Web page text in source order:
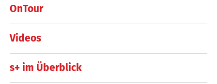
OnTour
Videos
s+ im Überblick